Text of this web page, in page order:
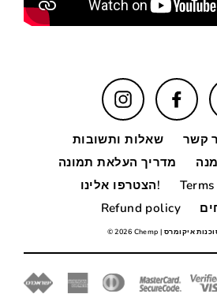
Instagram
שאלות ותשובות קשר
מדריך העלאת תמונה
הצטרפו אלינו!
Refund policy
© 2026 Chemp איקומרס